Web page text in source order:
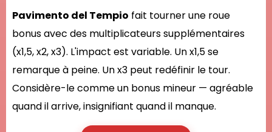
Pavimento del Tempio fait tourner une roue
bonus avec des multiplicateurs supplémentaires
(x1,5, x2, x3). L'impact est variable. Un x1,5 se
remarque à peine. Un x3 peut redéfinir le tour.
Considère-le comme un bonus mineur — agréable
quand il arrive, insignifiant quand il manque.